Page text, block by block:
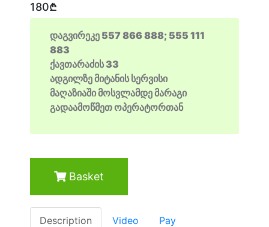
180₾
დაგვირეკე 557 866 888; 555 111
883
ქავთარაძის 33
ადგილზე მიტანის სერვისი
მაღაზიაში მოსვლამდე მარაგი
გადაამოწმეთ ოპერატორთან
Basket
Description Video Pay